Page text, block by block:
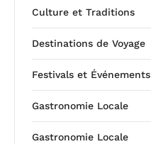
Culture et Traditions
Destinations de Voyage
Festivals et Événements
Gastronomie Locale
Gastronomie Locale